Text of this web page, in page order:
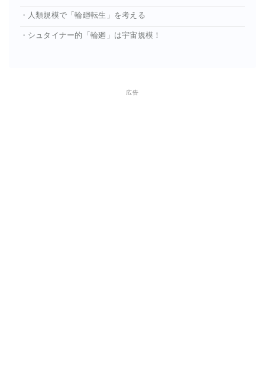
・⼈類規模で「輪廻転⽣」を考える
・シュタイナー的「輪廻」は宇宙規模！
広告